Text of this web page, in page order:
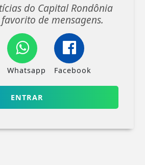
do Capital Rondônia
de mensagens.
Whatsapp Facebook
ENTRAR